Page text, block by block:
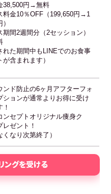
38,500円→無料
金10％OFF（199,650円→1
間2週間分（2セッション）
れた期間中もLINEでのお食事
が含まれます）
ンド防止の6ヶ月アフターフォ
ションが通常よりお得に受け
！
ンセプトオリジナル痩身ク
レゼント！
くなり次第終了）
ングを受ける